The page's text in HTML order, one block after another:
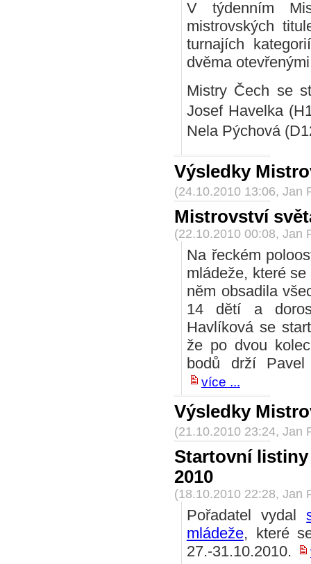
V týdenním
mistrovských
turnajích
dvěma
Mistry Čech se
Josef Havelka
Nela Pýchová
Výsledky
(24.10.2010 13:06, Jan
Mistrovství
(22.10.2010 00:08, Jan
Na řeckém
mládeže, které
něm obsadila
14 dětí a
Havlíková se
že po dvou
bodů drží
více ...
Výsledky
(21.10.2010 23:24, Jan
Startovní listiny
2010
(18.10.2010 22:28, Jan
Pořadatel vydal
mládeže, které
27.-31.10.2010.